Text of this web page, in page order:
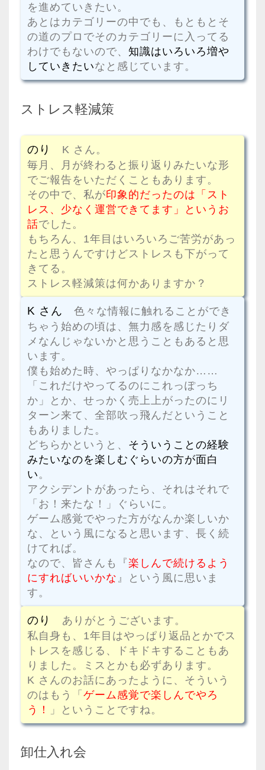
を進めていきたい。
あとはカテゴリーの中でも、もともとそ
の道のプロでそのカテゴリーに入ってる
わけでもないので、 知識はいろいろ増や
していきたいなと感じています。
ストレス軽減策
のり
K さん。
毎月、月が終わると振り返りみたいな形
でご報告をいただくこともあります。
その中で、私が印象的だったのは「スト
レス、少なく運営できてます」というお
話でした。
もちろん、1年目はいろいろご苦労があっ
たと思うんですけどストレスも下がって
きてる。
ストレス軽減策は何かありますか？
K さん 色々な情報に触れることができ
ちゃう始めの頃は、無力感を感じたりダ
メなんじゃないかと思うこともあると思
います。
僕も始めた時、やっぱりなかなか……
「これだけやってるのにこれっぽっち
か」とか、せっかく売上上がったのにリ
ターン来て、全部吹っ飛んだということ
もありました。
どちらかというと、 そういうことの経験
みたいなのを楽しむぐらいの方が面白
い。
アクシデントがあったら、それはそれで
「お！来たな！」ぐらいに。
ゲーム感覚でやった方がなんか楽しいか
な、という風になると思います、長く続
けてれば。
なので、皆さんも『楽しんで続けるよう
にすればいいかな 』という風に思いま
す。
のり
ありがとうございます。
私自身も、1年目はやっぱり返品とかでス
トレスを感じる、ドキドキすることもあ
りました。ミスとかも必ずあります。
K さんのお話にあったように、そういう
のはもう「ゲーム感覚で楽しんでやろ
う！
」ということですね。
卸仕入れ会